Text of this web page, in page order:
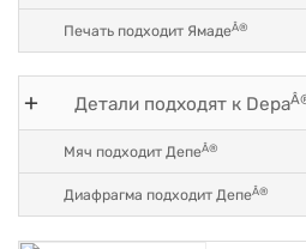
Печать подходит ЯмадеÂ®
Детали подходят к Depa
Мяч подходит ДепеÂ®
Диафрагма подходит ДепеÂ®